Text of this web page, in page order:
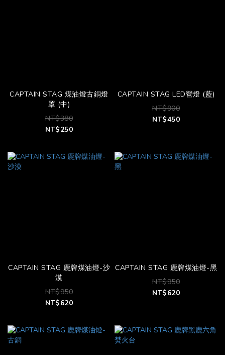
CAPTAIN STAG 煤油燈古銅燈
罩 (中)
NT$380
NT$250
CAPTAIN STAG LED營燈 (藍)
NT$900
NT$450
CAPTAIN STAG 鹿牌煤油燈-沙
漠
NT$950
NT$620
CAPTAIN STAG 鹿牌煤油燈-黑
NT$950
NT$620